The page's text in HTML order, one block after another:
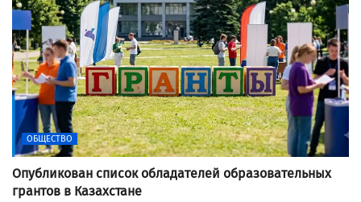
ОБЩЕСТВО
Опубликован список обладателей образовательных
грантов в Казахстане